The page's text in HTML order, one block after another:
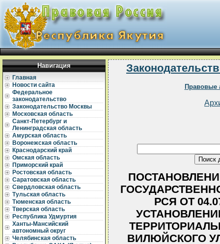
Навигация
Главная
Новости сайта
Федеральное
законодательство
Законодательство Москвы
Московская область
Санкт-Петербург и
Ленинградская область
Амурская область
Воронежская область
Краснодарский край
Омская область
Приморский край
Ростовская область
Саратовская область
Свердловская область
Тульская область
Тюменская область
Тверская область
Республика Удмуртия
Ханты-Мансийский
автономный округ
Челябинская область
Правовые
РСЯ ОТ
ВИЛЮЙСКОГО